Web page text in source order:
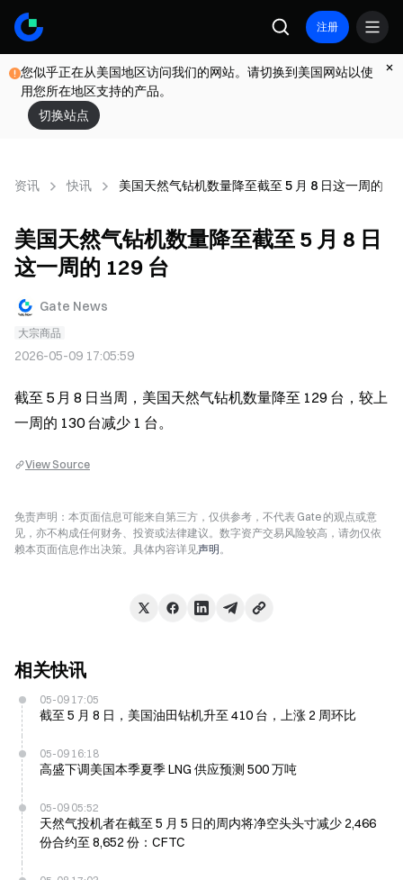
注册
您似乎正在从美国地区访问我们的网站。请切换到美国网站以使
用您所在地区支持的产品。
切换站点
资讯 快讯 美国天然气钻机数量降至截至 5 月 8 日这一周的
美国天然气钻机数量降至截至 5 月 8 日
这一周的 129 台
Gate News
大宗商品
2026-05-09 17:05:59
截至 5 月 8 日当周，美国天然气钻机数量降至 129 台，较上
一周的 130 台减少 1 台。
View Source
免责声明：本页面信息可能来自第三方，仅供参考，不代表 Gate 的观点或意
见，亦不构成任何财务、投资或法律建议。数字资产交易风险较高，请勿仅依
赖本页面信息作出决策。具体内容详见声明。
相关快讯
05-09 17:05
截至 5 月 8 日，美国油田钻机升至 410 台，上涨 2 周环比
05-09 16:18
高盛下调美国本季夏季 LNG 供应预测 500 万吨
05-09 05:52
天然气投机者在截至 5 月 5 日的周内将净空头头寸减少 2,466
份合约至 8,652 份：CFTC